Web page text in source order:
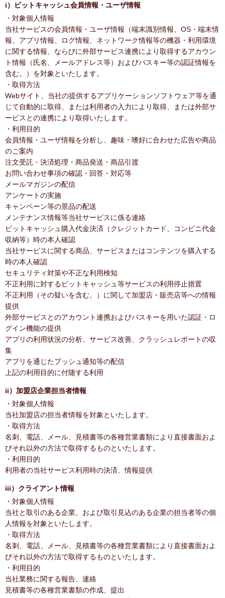
i）ビットキャッシュ会員情報・ユーザ情報
・対象個人情報
当社サービスの会員情報・ユーザ情報（端末識別情報、OS・端末情
報、アプリ情報、ログ情報、ネットワーク情報等の機器・利用環境
に関する情報、ならびに外部サービス連携により取得するアカウン
ト情報（氏名、メールアドレス等）およびパスキー等の認証情報を
含む。）を対象といたします。
・取得方法
Webサイト、当社の提供するアプリケーションソフトウェア等を通
じて自動的に取得、または利用者の入力により取得、または外部サ
ービスとの連携により取得いたします。
・利用目的
会員情報・ユーザ情報を分析し、趣味・嗜好に合わせた広告や商品
のご案内
注文受託・決済処理・商品発送・商品引渡
お問い合わせ事項の確認・回答・対応等
メールマガジンの配信
アンケートの実施
キャンペーン等の景品の配送
メンテナンス情報等当社サービスに係る連絡
ビットキャッシュ購入代金決済（クレジットカード、コンビニ代金
収納等）時の本人確認
当社サービスに関する商品、サービスまたはコンテンツを購入する
時の本人確認
セキュリティ対策や不正な利用検知
不正利用に対するビットキャッシュ等サービスの利用停止措置
不正利用（その疑いを含む。）に関して加盟店・販売店等への情報
提供
外部サービスとのアカウント連携およびパスキーを用いた認証・ロ
グイン機能の提供
アプリの利用状況の分析、サービス改善、クラッシュレポートの収
集
アプリを通じたプッシュ通知等の配信
上記の利用目的に付随する利用
ii）加盟店企業担当者情報
・対象個人情報
当社加盟店の担当者情報を対象といたします。
・取得方法
名刺、電話、メール、見積書等の各種営業書類により直接書面およ
びそれ以外の方法で取得するものといたします。
・利用目的
利用者の当社サービス利用時の決済、情報提供
iii）クライアント情報
・対象個人情報
当社と取引のある企業、および取引見込のある企業の担当者等の個
人情報を対象といたします。
・取得方法
名刺、電話、メール、見積書等の各種営業書類により直接書面およ
びそれ以外の方法で取得するものといたします。
・利用目的
当社業務に関する報告、連絡
見積書等の各種営業書類の作成、提出